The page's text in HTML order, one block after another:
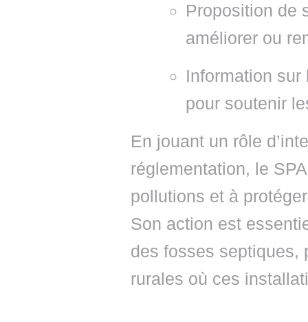
Proposition de
améliorer ou
Information
pour soutenir
En jouant un rôle
réglementation, le
pollutions et à
Son action est
des fosses septiques,
rurales où ces